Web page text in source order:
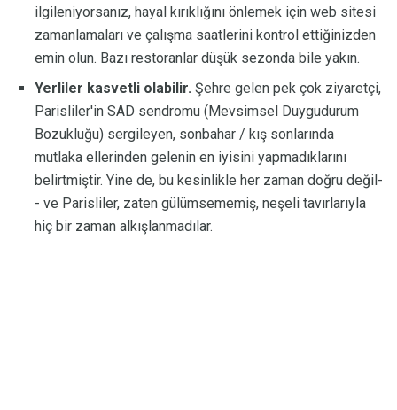
ilgileniyorsanız, hayal kırıklığını önlemek için web sitesi
zamanlamaları ve çalışma saatlerini kontrol ettiğinizden
emin olun. Bazı restoranlar düşük sezonda bile yakın.
Yerliler kasvetli olabilir. Şehre gelen pek çok ziyaretçi,
Parisliler'in SAD sendromu (Mevsimsel Duygudurum
Bozukluğu) sergileyen, sonbahar / kış sonlarında
mutlaka ellerinden gelenin en iyisini yapmadıklarını
belirtmiştir. Yine de, bu kesinlikle her zaman doğru değil-
- ve Parisliler, zaten gülümsememiş, neşeli tavırlarıyla
hiç bir zaman alkışlanmadılar.